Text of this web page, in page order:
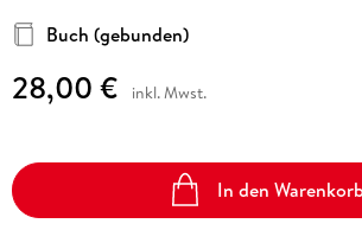
Buch (gebunden)
28,00 € inkl. Mwst.
In den